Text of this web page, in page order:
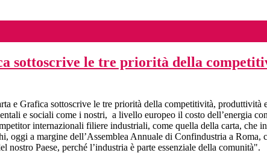
sottoscrive le tre priorità della
e Grafica sottoscrive le tre priorità della competitività,
e sociali come i nostri, a livello europeo il costo dell’energia
internazionali filiere industriali, come quella della carta, che
oggi a margine dell’Assemblea Annuale di Confindustria a
Paese, perché l’industria è parte essenziale della comunità".